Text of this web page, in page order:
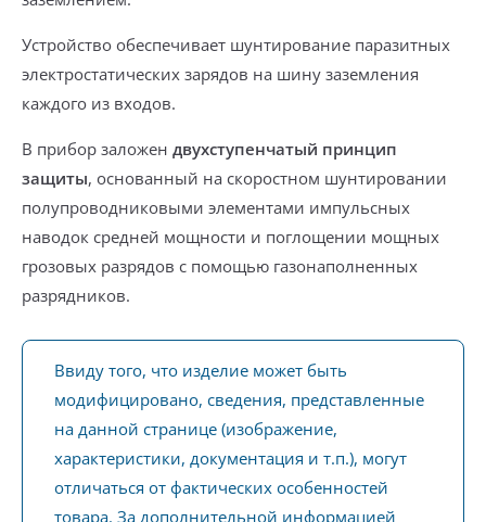
Устройство обеспечивает шунтирование паразитных
электростатических зарядов на шину заземления
каждого из входов.
В прибор заложен двухступенчатый принцип
защиты, основанный на скоростном шунтировании
полупроводниковыми элементами импульсных
наводок средней мощности и поглощении мощных
грозовых разрядов с помощью газонаполненных
разрядников.
Ввиду того, что изделие может быть
модифицировано, сведения, представленные
на данной странице (изображение,
характеристики, документация и т.п.), могут
отличаться от фактических особенностей
товара. За дополнительной информацией